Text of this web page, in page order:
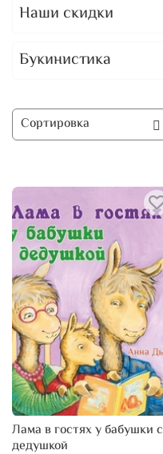
Наши скидки
Букинистика
Лама в гостях у бабушки с
дедушкой